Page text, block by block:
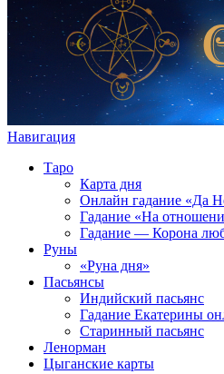
Навигация
Таро
Карта дня
Онлайн гадание «Да
Гадание «На
Гадание — Корона
Руны
«Руна дня»
Пасьянсы
Индийский пасьянс
Гадание Екатерины
Старинный пасьянс
Ленорман
Цыганские карты